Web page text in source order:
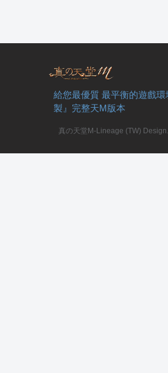
給您最優質 最平衡的遊戲
製』完整天M版本
真の天堂M-Lineage (TW)